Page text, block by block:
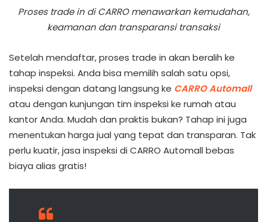
Proses trade in di CARRO menawarkan kemudahan,
keamanan dan transparansi transaksi
Setelah mendaftar, proses trade in akan beralih ke
tahap inspeksi. Anda bisa memilih salah satu opsi,
inspeksi dengan datang langsung ke CARRO Automall
atau dengan kunjungan tim inspeksi ke rumah atau
kantor Anda. Mudah dan praktis bukan? Tahap ini juga
menentukan harga jual yang tepat dan transparan. Tak
perlu kuatir, jasa inspeksi di CARRO Automall bebas
biaya alias gratis!